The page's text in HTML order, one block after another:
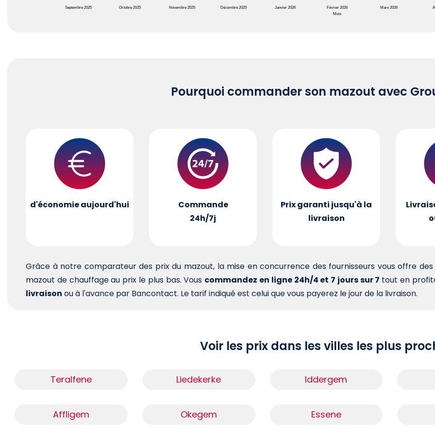
Mois
Septembre 2025 Octobre 2025 Novembre 2025 Décembre 2025 Janvier 2026 Février 2026 Mars 2026
Pourquoi commander son mazout avec
d'économie aujourd'hui
Commande
24h/7j
Prix garanti jusqu'à la
livraison
Grâce à notre comparateur des prix du mazout, la mise en concurrence des fournisseurs vous offre
mazout de chauffage au prix le plus bas. Vous commandez en ligne 24h/4 et 7 jours sur 7 tout en
livraison ou à l'avance par Bancontact. Le tarif indiqué est celui que vous payerez le jour de la livraison.
Voir les prix dans les villes les plus
Teralfene Liedekerke Iddergem
Affligem Okegem Essene